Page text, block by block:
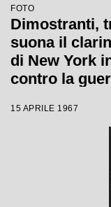
FOTO
Dimostranti,
suona il
di New York
contro la
15 APRILE 1967